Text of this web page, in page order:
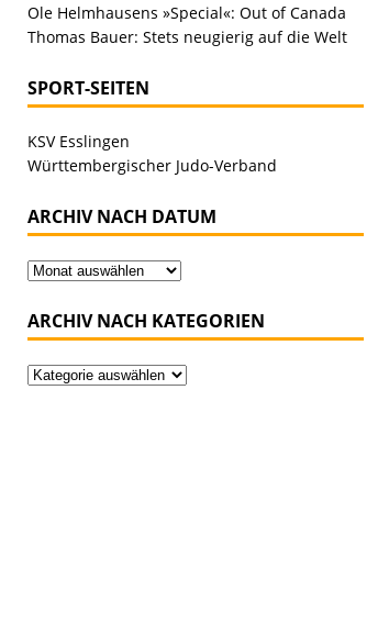
Ole Helmhausens »Special«: Out of Canada
Thomas Bauer: Stets neugierig auf die Welt
SPORT-SEITEN
KSV Esslingen
Württembergischer Judo-Verband
ARCHIV NACH DATUM
ARCHIV NACH KATEGORIEN